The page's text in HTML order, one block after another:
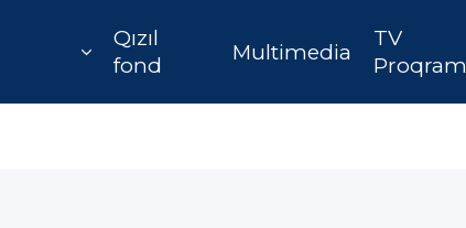
Qızıl
fond
Multimedia
TV
Proqram